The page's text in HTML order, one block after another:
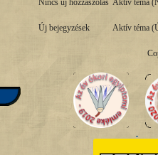
Új bejegyzések Aktív téma